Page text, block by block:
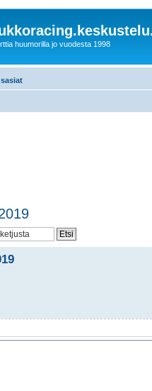
huumorilla jo vuodesta 1998